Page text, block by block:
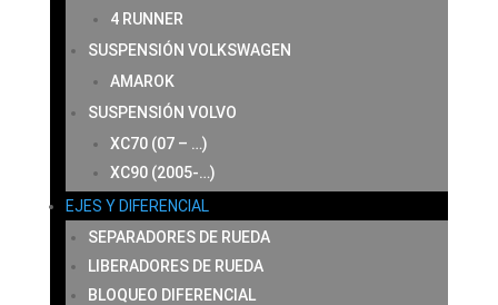
4 RUNNER
SUSPENSIÓN VOLKSWAGEN
AMAROK
SUSPENSIÓN VOLVO
XC70 (07 – …)
XC90 (2005-…)
EJES Y DIFERENCIAL
SEPARADORES DE RUEDA
LIBERADORES DE RUEDA
BLOQUEO DIFERENCIAL